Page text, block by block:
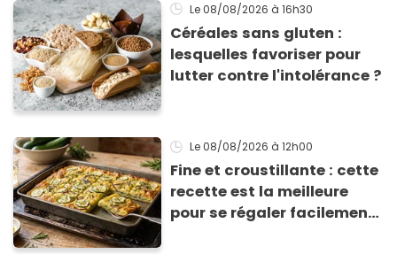
Le 08/08/2026 à 16h30
Céréales sans gluten :
lesquelles favoriser pour
lutter contre l'intolérance ?
Le 08/08/2026 à 12h00
Fine et croustillante : cette
recette est la meilleure
pour se régaler facilement